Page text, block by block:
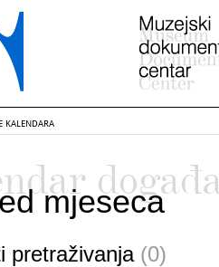
KALENDARA
mjeseca
pretraživanja (0)